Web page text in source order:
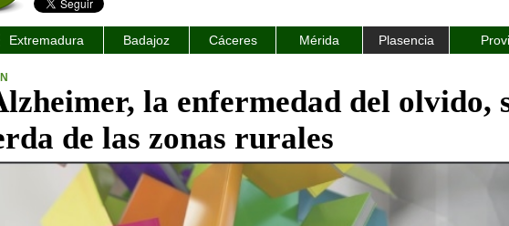
Extremadura Badajoz Cáceres Mérida Plasencia
la enfermedad del olvido,
de las zonas rurales